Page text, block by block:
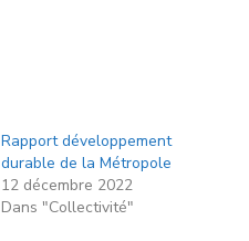
Rapport développement
durable de la Métropole
12 décembre 2022
Dans "Collectivité"